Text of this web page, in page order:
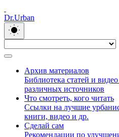
Dr.Urban
Архив материалов
Библиотека статей и
различных источников
Что смотреть, кого читать
Ссылки на лучшие
книги, видео и др.
Сделай сам
Рекомендации по